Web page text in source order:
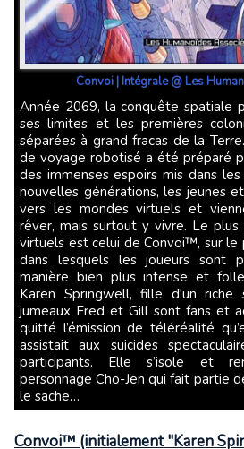
Convoi | Intégrale @ Les
Année 2069, la conquête spatiale par les humains atteint
ses limites et les premières
séparées à grand fracas de la
de voyage robotisé a été préparé
des immenses espoirs mis dans
nouvelles générations, les jeunes
vers les mondes virtuels et
rêver, mais surtout y vivre. Le
virtuels est celui de Convoi™, sur le
dans lesquels les joueurs sont
manière bien plus intense et
Karen Springwell, fille d'un
jumeaux Fred et Gill sont fans et
quitté l’émission de téléréalité
assistait aux suicides
participants. Elle s’isole et
personnage Cho-Jen qui fait partie
le sache…
Convoi™ (initialement "Karen